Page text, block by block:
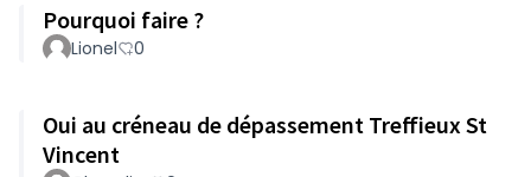
Pourquoi faire ?
Lionel 0
Oui au créneau de dépassement Treffieux St
Vincent